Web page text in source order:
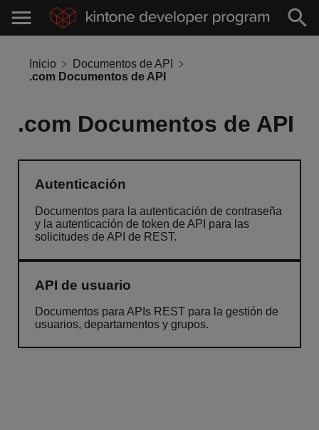
Inicio
Documentos de API
.com Documentos de API
.com Documentos de API
Autenticación
Documentos para la autenticación de contraseña
y la autenticación de token de API para las
solicitudes de API de REST.
API de usuario
Documentos para APIs REST para la gestión de
usuarios, departamentos y grupos.